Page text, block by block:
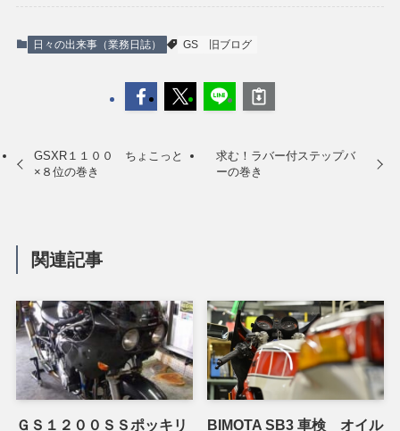
日々の出来事（業務日誌） GS 旧ブログ
GSXR１１００ ちょこっと
×８位の巻き
求む！ラバー付ステップバ
ーの巻き
関連記事
ＧＳ１２００ＳＳポッキリ BIMOTA SB3 車検 オイル